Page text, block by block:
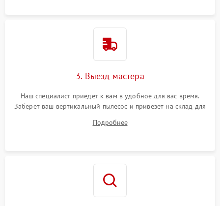
3. Выезд мастера
Наш специалист приедет к вам в удобное для вас время.
Заберет ваш вертикальный пылесос и привезет на склад для
Подробнее